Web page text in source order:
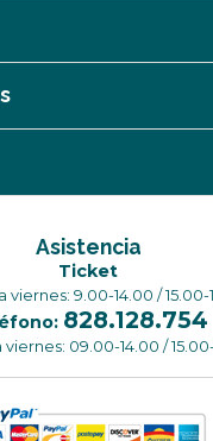
Asistencia
Ticket
viernes: 9.00-14.00 / 15.00-
828.128.754
viernes: 09.00-14.00 /